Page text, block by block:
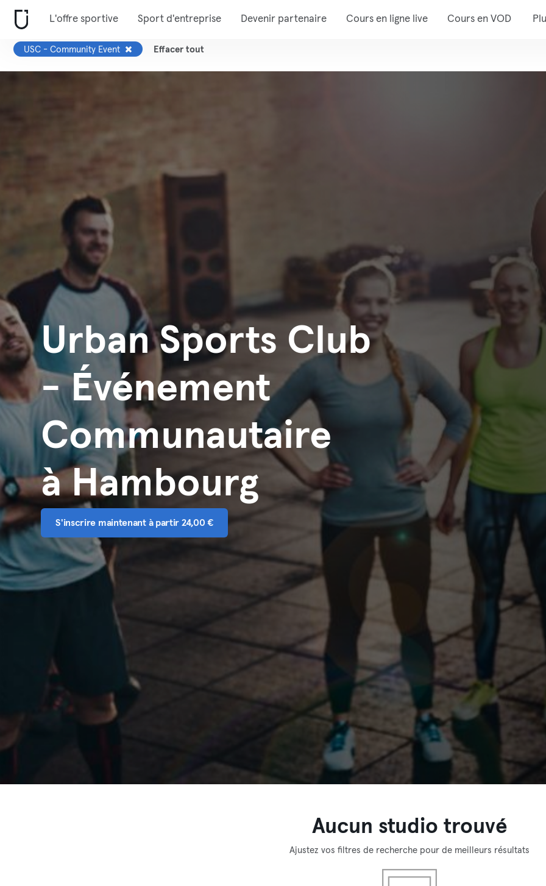
L'offre sportive Sport d'entreprise Devenir partenaire Cours en ligne live Cours en VOD
USC - Community Event Effacer tout
Urban Sports Club
- Événement
Communautaire
à Hambourg
S'inscrire maintenant à partir 24,00 €
Aucun studio trouvé
Ajustez vos filtres de recherche pour de meilleurs résultats